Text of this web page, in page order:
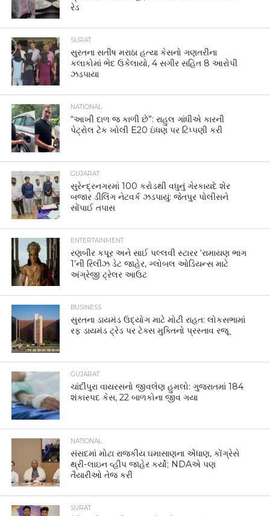
રેડ
SURAT
સુરતના સતીષ મરાઠા હત્યા કેસનો ગણતરીના
કલાકોમાં ભેદ ઉકેલાયો, 4 સગીર સહિત 8 આરોપી
ઝડપાયા
NATIONAL
“આખી દાળ જ કાળી છે”: રાહુલ ગાંધીએ કારની
પેટ્રોલ ટેંક ખોલી E20 ઇંધણ પર ટિપ્પણી કરી
GUJARAT
સુરેન્દ્રનગરમાં 100 કરોડથી વધુનું ગેરકાયદે શેર
બજાર ડીલિંગ નેટવર્ક ઝડપાયું: જેતપુર પોલીસને
સોંપાઈ તપાસ
ENTERTAINMENT
રણબીર કપૂર અને સાઈ પલ્લવી સ્ટારર ‘રામાયણ ભાગ
1’ની રિલીઝ ડેટ જાહેર, ગ્લોબલ ઓડિયન્સ માટે
અંગ્રેજી ટ્રેલર આઉટ
BUSINESS
સુરતના ડાયમંડ ઉદ્યોગ માટે મોટી રાહત: લોકસભામાં
રફ ડાયમંડ ટ્રેડ પર ટેક્સ મુક્તિનો પ્રસ્તાવ રજૂ
GUJARAT
ચાંદીપુરા વાયરસનો જીવલેણ હુમલો: ગુજરાતમાં 184
શંકાસ્પદ કેસ, 22 બાળકોના જીવ ગયા
NATIONAL
સંસદમાં મોટા રાજકીય ઘમાસાણના એંધાણ, કોંગ્રેસે
થ્રી-લાઇન વ્હીપ જાહેર કર્યો; NDAએ પણ
તૈયારીઓ તેજ કરી
SURAT